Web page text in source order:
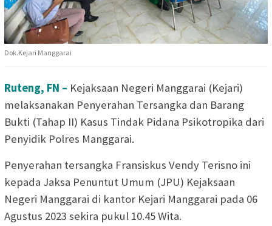
Dok.Kejari Manggarai
Ruteng, FN – Kejaksaan Negeri Manggarai (Kejari)
melaksanakan Penyerahan Tersangka dan Barang
Bukti (Tahap II) Kasus Tindak Pidana Psikotropika dari
Penyidik Polres Manggarai.
Penyerahan tersangka Fransiskus Vendy Terisno ini
kepada Jaksa Penuntut Umum (JPU) Kejaksaan
Negeri Manggarai di kantor Kejari Manggarai pada 06
Agustus 2023 sekira pukul 10.45 Wita.